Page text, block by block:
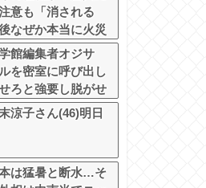
意も「消される
なぜか本当に火災
館編集者オジサ
を密室に呼び出し
ろと強要し脱がせ
涼子さん(46)明日
本は猛暑と断水…そ